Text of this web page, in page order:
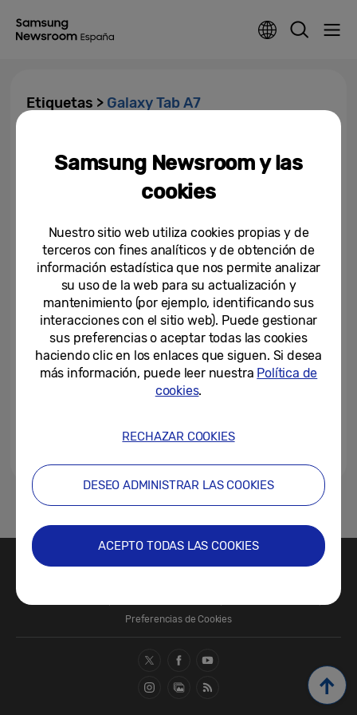
Etiquetas > Galaxy Tab A7
de accesibilidad de Fundación
Samsung amplía sus ofertas
para este Black Friday
20-11-2020
Samsung anuncia la llegada a
España de Galaxy Tab A7
14-09-2020
1
Términos de Uso
Preferencias de Cookies
Samsung Newsroom y las
cookies
Nuestro sitio web utiliza cookies propias y de
terceros con fines analíticos y de obtención de
información estadística que nos permite analizar
su uso de la web para su actualización y
mantenimiento (por ejemplo, identificando sus
interacciones con el sitio web). Puede gestionar
sus preferencias o aceptar todas las cookies
haciendo clic en los enlaces que siguen. Si desea
más información, puede leer nuestra Política de
cookies.
RECHAZAR COOKIES
DESEO ADMINISTRAR LAS COOKIES
ACEPTO TODAS LAS COOKIES